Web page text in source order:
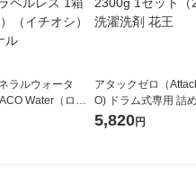
ラルウォータ
Water（ロハ
ー）2L ラベルレ
アタックゼロ（
O) ドラム式専用 詰
ガジャンボ 2300g 1
5,820円